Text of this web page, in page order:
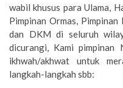
wabil khusus para Ulama,
Pimpinan Ormas, Pimpinan
dan DKM di seluruh
dicurangi, Kami pimpinan
ikhwah/akhwat untuk
langkah-langkah sbb: